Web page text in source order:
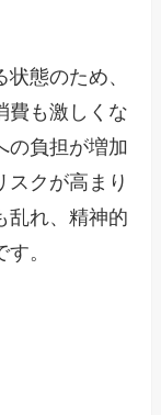
態のため、
費も激しくな
の負担が増加
スクが高まり
乱れ、精神的
。